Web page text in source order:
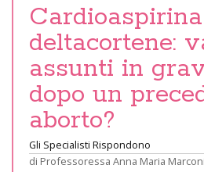
deltacortene:
assunti in
dopo un
aborto?
Gli Specialisti Rispondono
di Professoressa Anna Maria Marconi